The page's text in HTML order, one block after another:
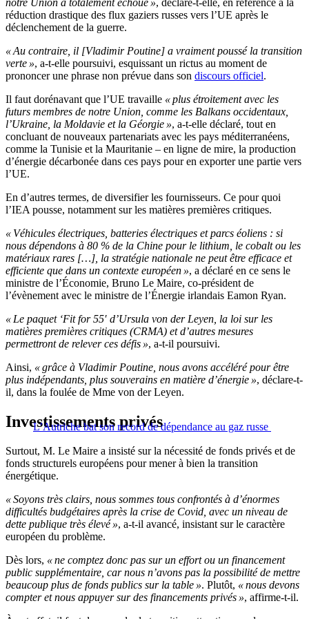
notre Union a totalement échoué », déclare-t-elle, en référence à la
réduction drastique des flux gaziers russes vers l’UE après le
déclenchement de la guerre.
« Au contraire, il [Vladimir Poutine] a vraiment poussé la transition
verte », a-t-elle poursuivi, esquissant un rictus au moment de
prononcer une phrase non prévue dans son discours officiel.
Il faut dorénavant que l’UE travaille « plus étroitement avec les
futurs membres de notre Union, comme les Balkans occidentaux,
l’Ukraine, la Moldavie et la Géorgie », a-t-elle déclaré, tout en
concluant de nouveaux partenariats avec les pays méditerranéens,
comme la Tunisie et la Mauritanie – en ligne de mire, la production
d’énergie décarbonée dans ces pays pour en exporter une partie vers
l’UE.
En d’autres termes, de diversifier les fournisseurs. Ce pour quoi
l’IEA pousse, notamment sur les matières premières critiques.
« Véhicules électriques, batteries électriques et parcs éoliens : si
nous dépendons à 80 % de la Chine pour le lithium, le cobalt ou les
matériaux rares […], la stratégie nationale ne peut être efficace et
efficiente que dans un contexte européen », a déclaré en ce sens le
ministre de l’Économie, Bruno Le Maire, co-président de
l’évènement avec le ministre de l’Énergie irlandais Eamon Ryan.
« Le paquet ‘Fit for 55′ d’Ursula von der Leyen, la loi sur les
matières premières critiques (CRMA) et d’autres mesures
permettront de relever ces défis », a-t-il poursuivi.
Ainsi, « grâce à Vladimir Poutine, nous avons accéléré pour être
plus indépendants, plus souverains en matière d’énergie », déclare-t-
il, dans la foulée de Mme von der Leyen.
L’Autriche bat son record de dépendance au gaz russe
Investissements privés
Surtout, M. Le Maire a insisté sur la nécessité de fonds privés et de
fonds structurels européens pour mener à bien la transition
énergétique.
« Soyons très clairs, nous sommes tous confrontés à d’énormes
difficultés budgétaires après la crise de Covid, avec un niveau de
dette publique très élevé », a-t-il avancé, insistant sur le caractère
européen du problème.
Dès lors, « ne comptez donc pas sur un effort ou un financement
public supplémentaire, car nous n’avons pas la possibilité de mettre
beaucoup plus de fonds publics sur la table ». Plutôt, « nous devons
compter et nous appuyer sur des financements privés », affirme-t-il.